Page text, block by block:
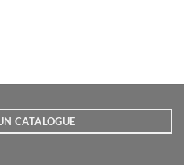
CATALOGUE